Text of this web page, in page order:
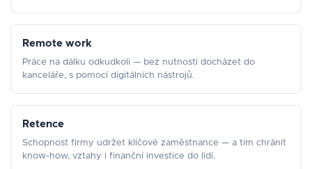
Remote work
Práce na dálku odkudkoli — bez nutnosti docházet do
kanceláře, s pomocí digitálních nástrojů.
Retence
Schopnost firmy udržet klíčové zaměstnance — a tím chránit
know-how, vztahy i finanční investice do lidí.